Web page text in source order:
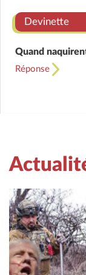
Devinette
Quand
Réponse